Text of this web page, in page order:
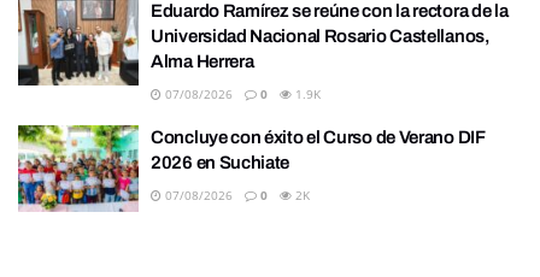
Eduardo Ramírez se reúne con la rectora de la
Universidad Nacional Rosario Castellanos,
Alma Herrera
07/08/2026 0 1.9K
Concluye con éxito el Curso de Verano DIF
2026 en Suchiate
07/08/2026 0 2K